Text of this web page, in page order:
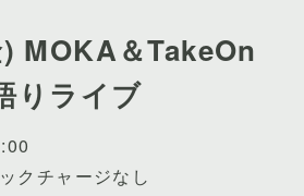
MOKA＆TakeOn
りライブ
クチャージなし